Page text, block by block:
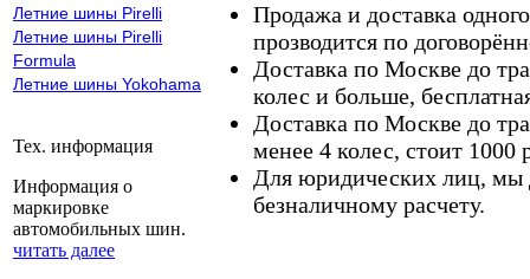
Летние шины Pirelli
Летние шины Pirelli
Formula
Летние шины Yokohama
Тех. информация
Информация о
маркировке
автомобильных шин.
читать далее
Продажа и доставка
прозводится по
Доставка по Москве до
колес и больше,
Доставка по Москве до
менее 4 колес, стоит 1000
Для юридических лиц, мы
безналичному расчету.